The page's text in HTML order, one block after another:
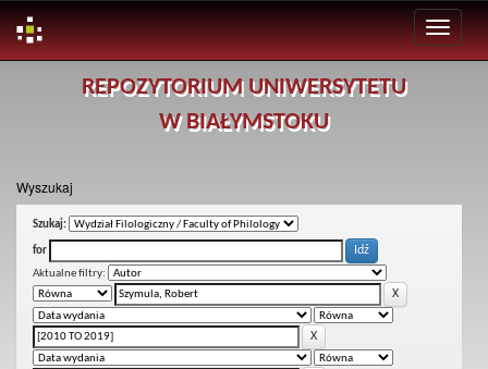
REPOZYTORIUM UNIWERSYTETU
W BIAŁYMSTOKU
Wyszukaj
Szukaj:
for
Aktualne filtry: